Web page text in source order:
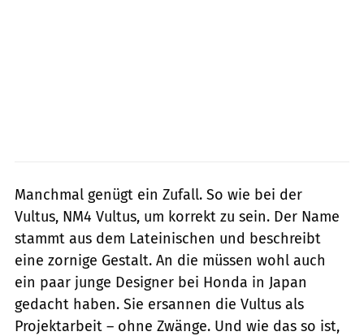
Manchmal genügt ein Zufall. So wie bei der
Vultus, NM4 Vultus, um korrekt zu sein. Der Name
stammt aus dem Lateinischen und beschreibt
eine zornige Gestalt. An die müssen wohl auch
ein paar junge Designer bei Honda in Japan
gedacht haben. Sie ersannen die Vultus als
Projektarbeit – ohne Zwänge. Und wie das so ist,